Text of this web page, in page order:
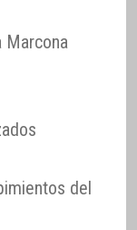
Marcona
del